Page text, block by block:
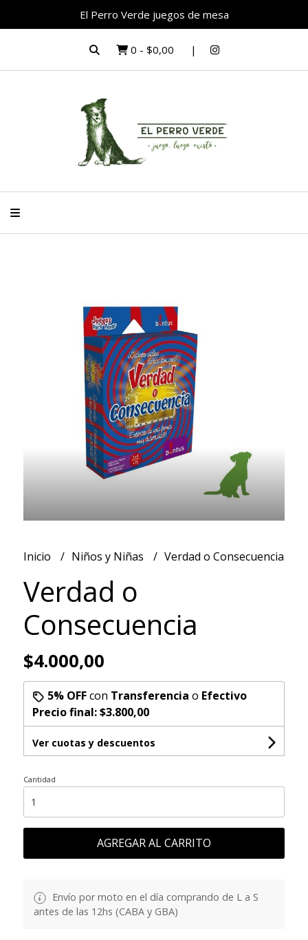
El Perro Verde juegos de mesa
0 - $0,00
Inicio Niños y Niñas Verdad o Consecuencia
Verdad o
Consecuencia
$4.000,00
5% OFFcon Transferencia o Efectivo
Precio final:$3.800,00
Ver cuotas y descuentos
Cantidad
AGREGAR AL CARRITO
Envío por moto en el día comprando de L a S
antes de las 12hs (CABA y GBA)